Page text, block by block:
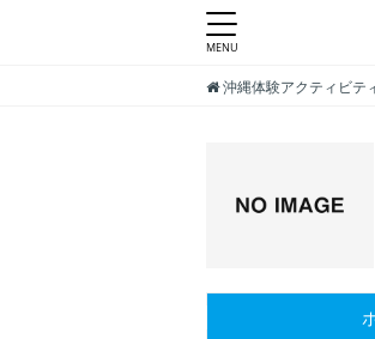
沖縄体験アクティビテ